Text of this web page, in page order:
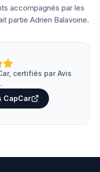
accompagnés par les
partie Adrien Balavoine.
certifiés par Avis
CapCar